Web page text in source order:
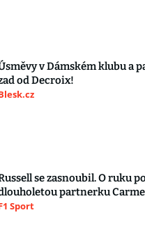
v Dámském klubu a
od Decroix!
se zasnoubil. O ruku
partnerku
Sport